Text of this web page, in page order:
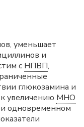
уменьшает
и
с НПВП,
глюкозамина и
увеличению МНО
одновременном